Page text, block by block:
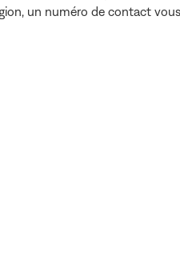
un numéro de contact